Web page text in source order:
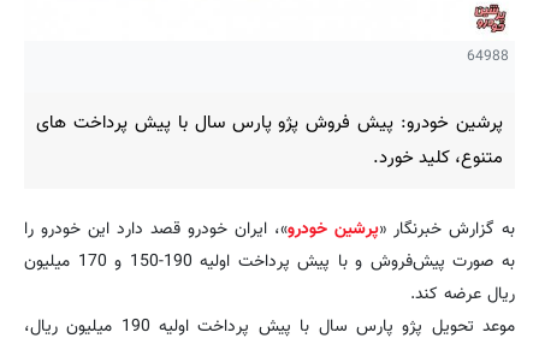
64988
پرشین خودرو: پیش فروش پژو پارس سال با پیش پرداخت های
متنوع، کلید خورد.
به گزارش خبرنگار «پرشین خودرو»، ایران خودرو قصد دارد این خودرو را
به صورت پیش‌فروش و با پیش پرداخت اولیه 190-150 و 170 میلیون
ریال عرضه کند.
موعد تحویل پژو پارس سال با پیش پرداخت اولیه 190 میلیون ریال،